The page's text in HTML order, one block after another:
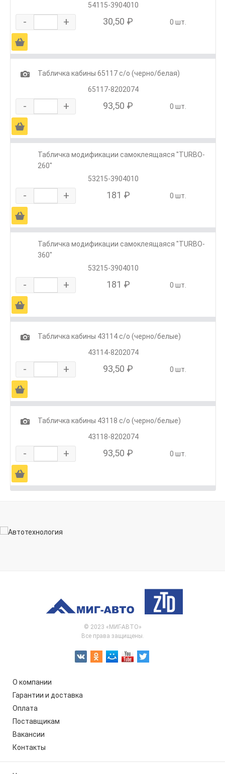
54115-3904010
- + 30,50 ₽ 0 шт.
Ä
1
Табличка кабины 65117 с/о (черно/белая)
65117-8202074
- + 93,50 ₽ 0 шт.
Ä
Табличка модификации самоклеящаяся "TURBO-
260"
53215-3904010
- + 181 ₽ 0 шт.
Ä
Табличка модификации самоклеящаяся "TURBO-
360"
53215-3904010
- + 181 ₽ 0 шт.
Ä
1
Табличка кабины 43114 с/о (черно/белые)
43114-8202074
- + 93,50 ₽ 0 шт.
Ä
1
Табличка кабины 43118 с/о (черно/белые)
43118-8202074
- + 93,50 ₽ 0 шт.
Ä
© 2023 «МИГ-АВТО»
Все права защищены.
О компании
Гарантии и доставка
Оплата
Поставщикам
Вакансии
Контакты